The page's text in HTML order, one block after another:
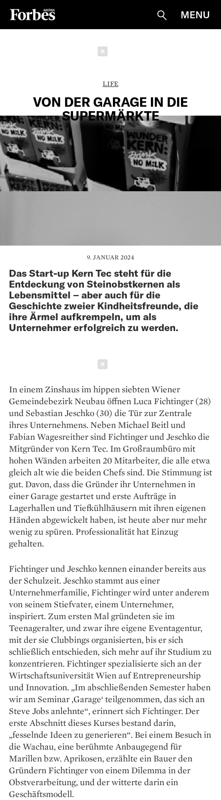
Suche
MENU
LIFE
VON DER GARAGE IN DIE
SUPERMÄRKTE
9. JANUAR 2024
Das Start-up Kern Tec steht für die
Entdeckung von Steinobstkernen als
Lebensmittel – aber auch für die
Geschichte zweier Kindheitsfreunde, die
ihre Ärmel aufkrempeln, um als
Unternehmer erfolgreich zu werden.
In einem Zinshaus im hippen siebten Wiener
Gemeindebezirk Neubau öffnen Luca Fichtinger (28)
und Sebastian Jeschko (30) die Tür zur Zentrale
ihres Unternehmens. Neben Michael Beitl und
Fabian Wagesreither sind Fichtinger und Jeschko die
Mitgründer von Kern Tec. Im Großraumbüro mit
hohen Wänden arbeiten 20 Mitarbeiter, die alle etwa
gleich alt wie die beiden Chefs sind. Die Stimmung ist
gut. Davon, dass die Gründer ihr Unter­nehmen in
einer Garage gestartet und erste Aufträge in
Lagerhallen und Tiefkühlhäusern mit ihren eigenen
Händen abge­wickelt haben, ist heute aber nur mehr
wenig zu spüren. Professio­nalität hat Einzug
gehalten.
Fichtinger und Jeschko ken­nen einander bereits aus
der Schul­zeit. Jeschko stammt aus einer
Unternehmerfamilie, Fichtinger wird unter anderem
von seinem Stiefvater, einem Unternehmer,
inspiriert. Zum ersten Mal gründeten sie im
Teenageralter, und zwar ihre eigene Eventagentur,
mit der sie Clubbings organisierten, bis er sich
schließlich entschieden, sich mehr auf ihr Studium zu
kon­zen­trieren. Fichtinger spezialisierte sich an der
Wirtschaftsuniversität Wien auf Entrepreneurship
und Innova­tion. „Im abschließenden Semester haben
wir am Seminar ‚Garage‘ teilgenommen, das sich an
Steve Jobs anlehnte“, erinnert sich Fichtinger. Der
erste Abschnitt dieses Kurses bestand darin,
„fesselnde Ideen zu generieren“. Bei einem Besuch in
die Wachau, eine berühmte Anbau­gegend für
Marillen bzw. Aprikosen, erzählte ein Bauer den
Gründern Fichtinger von einem Dilemma in der
Obst­­verarbeitung, und der witterte darin ein
Geschäftsmodell.